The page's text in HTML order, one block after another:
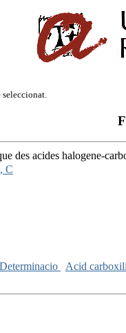
seleccionat.
des acides halogene-
C
Determinacio Acid